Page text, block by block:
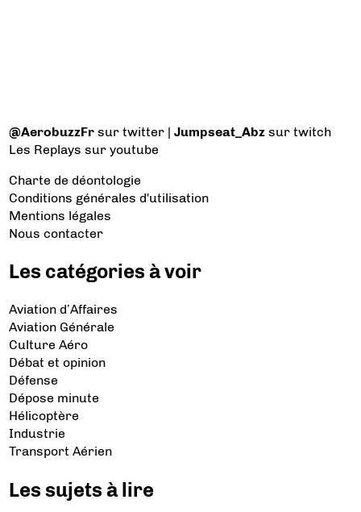
@AerobuzzFr sur twitter |Jumpseat_Abz sur twitch
Les Replays sur youtube
Charte de déontologie
Conditions générales d'utilisation
Mentions légales
Nous contacter
Les catégories à voir
Aviation d’Affaires
Aviation Générale
Culture Aéro
Débat et opinion
Défense
Dépose minute
Hélicoptère
Industrie
Transport Aérien
Les sujets à lire